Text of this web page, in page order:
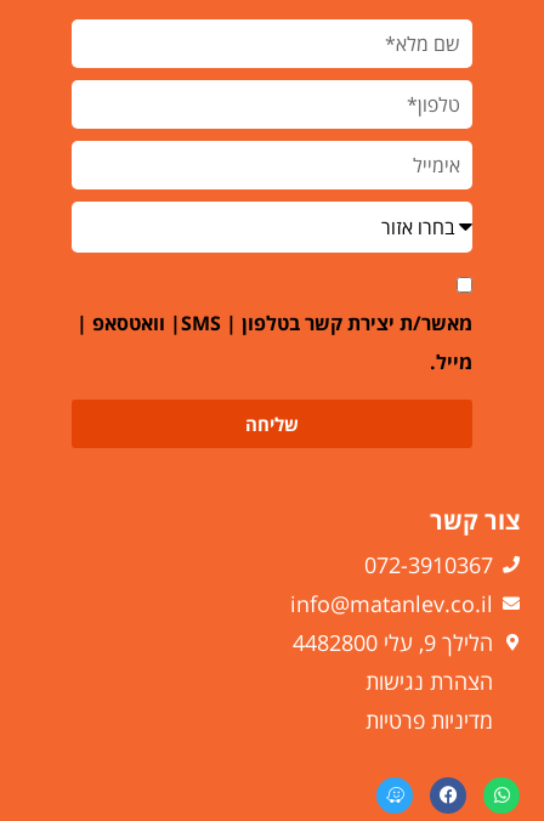
מאשר/ת יצירת קשר בטלפון | SMS| וואטסאפ |
מייל.
שליחה
צור קשר
072-3910367
info@matanlev.co.il
הלילך 9, עלי 4482800
הצהרת נגישות
מדיניות פרטיות